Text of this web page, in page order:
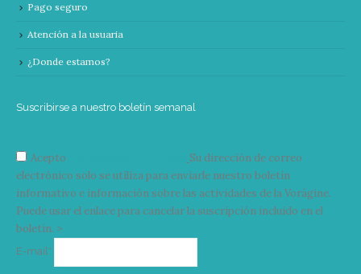
Pago seguro
Atención a la usuaria
¿Donde estamos?
Suscribirse a nuestro boletín semanal
Acepto
Su dirección de correo
electrónico solo se utiliza para enviarle nuestro boletín
informativo e información sobre las actividades de la Vorágine.
Puede usar el enlace para cancelar la suscripción incluido en el
boletín. >
E-mail*